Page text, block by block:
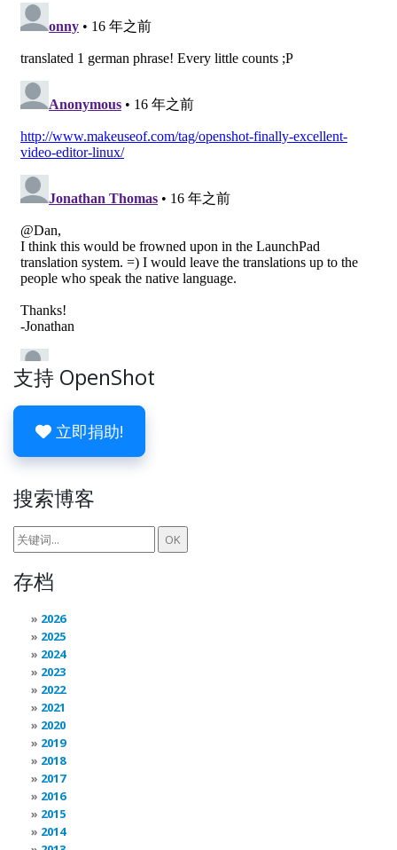
支持 OpenShot
立即捐助!
搜索博客
存档
2026
2025
2024
2023
2022
2021
2020
2019
2018
2017
2016
2015
2014